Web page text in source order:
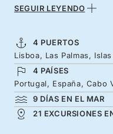
profundamente
escalas en
las playas
aguas
Verde. Sumérjase
bienestar definitiva
SEGUIR LEYENDO
4 PUERTOS
Lisboa, Las Palmas,
4 PAÍSES
Portugal, España, Cabo
9 DÍAS EN EL MAR
21 EXCURSIONES